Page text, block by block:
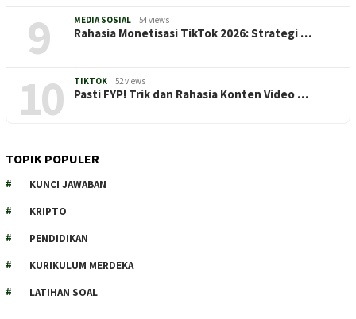
9 MEDIA SOSIAL 54 views
Rahasia Monetisasi TikTok 2026: Strategi …
10 TIKTOK 52 views
Pasti FYP! Trik dan Rahasia Konten Video …
TOPIK POPULER
KUNCI JAWABAN
KRIPTO
PENDIDIKAN
KURIKULUM MERDEKA
LATIHAN SOAL